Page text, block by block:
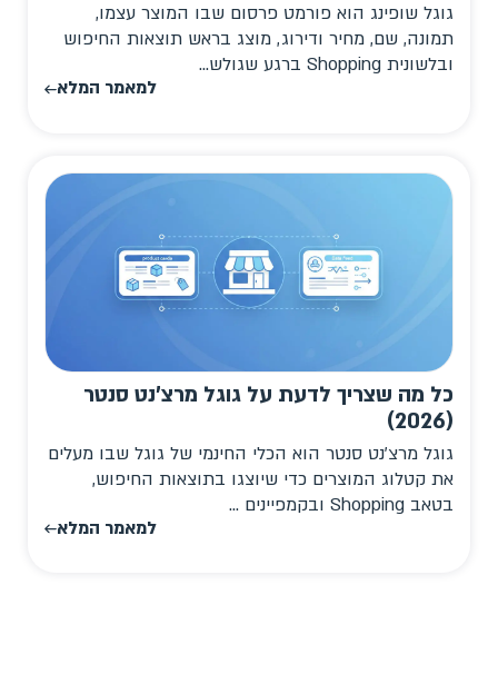
גוגל שופינג הוא פורמט פרסום שבו המוצר עצמו,
תמונה, שם, מחיר ודירוג, מוצג בראש תוצאות החיפוש
ובלשונית Shopping ברגע שגולש...
למאמר המלא
כל מה שצריך לדעת על גוגל מרצ'נט סנטר
(2026)
גוגל מרצ'נט סנטר הוא הכלי החינמי של גוגל שבו מעלים
את קטלוג המוצרים כדי שיוצגו בתוצאות החיפוש,
בטאב Shopping ובקמפיינים ...
למאמר המלא